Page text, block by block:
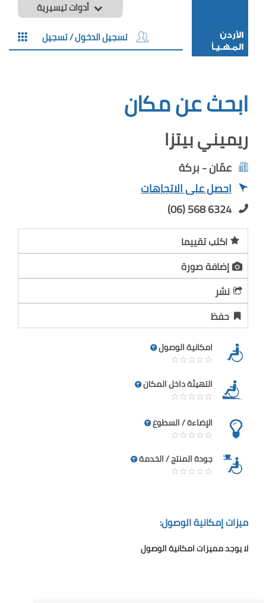
أدوات تيسيرية
تسجيل الدخول / تسجيل
ابحث عن مكان
ريميني بيتزا
عمّان - بركة
احصل على الاتجاهات
(06) 568 6324
اكتب تقييما
إضافة صورة
نشر
حفظ
امكانية الوصول
التهيئة داخل المكان
الإضاءة / السطوع
جودة المنتج / الخدمة
ميزات إمكانية الوصول:
لا يوجد مميزات امكانية الوصول